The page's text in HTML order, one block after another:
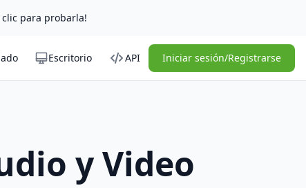
clic para probarla!
Escritorio API Iniciar sesión/Registrarse
y Video